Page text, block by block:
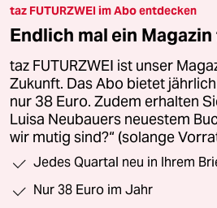
taz FUTURZWEI im Abo entdecken
Endlich mal ein
taz FUTURZWEI ist unser
Zukunft. Das Abo bietet
nur 38 Euro. Zudem erhalten
Luisa Neubauers neuestem
wir mutig sind?“ (solange
Jedes Quartal neu in Ihrem
Nur 38 Euro im Jahr